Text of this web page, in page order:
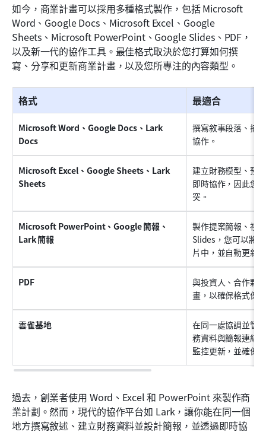
如今，商業計畫可以採用多種格式製作，包括 Microsoft
Word、Google Docs、Microsoft Excel、Google
Sheets、Microsoft PowerPoint、Google Slides、PDF，
以及新一代的協作工具。最佳格式取決於您打算如何撰
寫、分享和更新商業計畫，以及您所專注的內容類型。
格式 最適合
Microsoft Word、Google Docs、Lark
Docs
撰寫敘事段落、捕
協作。
Microsoft Excel、Google Sheets、Lark
Sheets
建立財務模型、預
即時協作，因此您
突。
Microsoft PowerPoint、Google 簡報、
Lark 簡報
製作提案簡報、視
Slides，您可以將
片中，並自動更新。
PDF
與投資人、合作夥
畫，以確保格式保
雲雀基地
在同一處協調並管
務資料與簡報連結
監控更新，並確保
過去，創業者使用 Word、Excel 和 PowerPoint 來製作商
業計劃。然而，現代的協作平台如 Lark，讓你能在同一個
地方撰寫敘述、建立財務資料並設計簡報，並透過即時協